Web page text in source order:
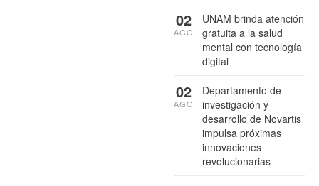
UNAM brinda atención
gratuita a la salud
mental con tecnología
digital
02
AGO
Departamento de
investigación y
desarrollo de Novartis
impulsa próximas
innovaciones
revolucionarias
02
AGO